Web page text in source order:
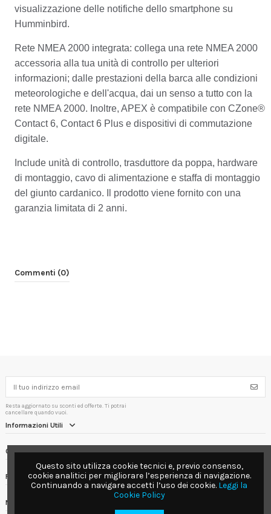
visualizzazione delle notifiche dello smartphone su
Humminbird.
Rete NMEA 2000 integrata: collega una rete NMEA 2000
accessoria alla tua unità di controllo per ulteriori
informazioni; dalle prestazioni della barca alle condizioni
meteorologiche e dell'acqua, dai un senso a tutto con la
rete NMEA 2000. Inoltre, APEX è compatibile con CZone®
Contact 6, Contact 6 Plus e dispositivi di commutazione
digitale.
Include unità di controllo, trasduttore da poppa, hardware
di montaggio, cavo di alimentazione e staffa di montaggio
del giunto cardanico.
Il prodotto viene fornito con una
garanzia limitata di 2 anni.
Commenti (0)
Resta aggiornato su sconti ed offerte. Ti potrai
cancellare quando vuoi.
Informazioni Utili
Contact us
Follow us
Newsletter
Questo sito utilizza cookie tecnici e, previo consenso,
cookie analitici per migliorare l’esperienza di navigazione.
Continuando a navigare accetti l’uso dei cookie. Leggi la
Cookie Policy